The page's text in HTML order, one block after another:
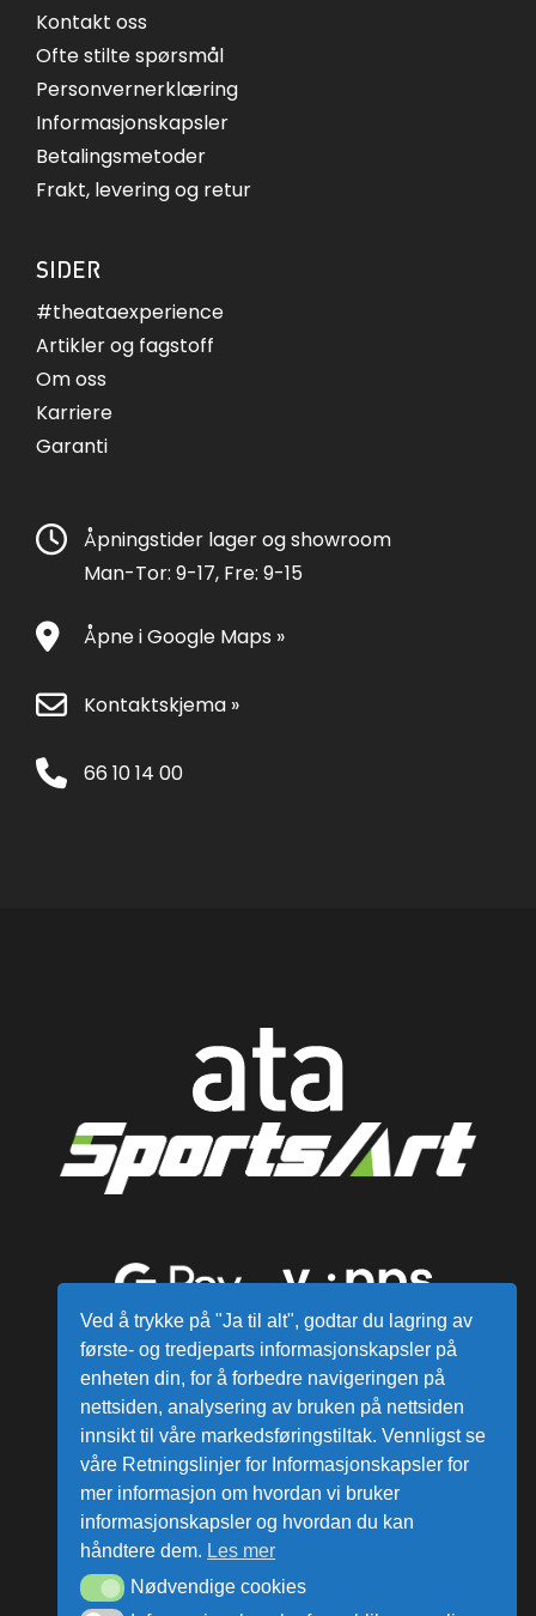
Kontakt oss
Ofte stilte spørsmål
Personvernerklæring
Informasjonskapsler
Betalingsmetoder
Frakt, levering og retur
SIDER
#theataexperience
Artikler og fagstoff
Om oss
Karriere
Garanti
Åpningstider lager og showroom
Man-Tor: 9-17, Fre: 9-15
Åpne i Google Maps »
Kontaktskjema »
66 10 14 00
Alle varer sendes fra vårt lager i
Norge
Ved å trykke på "Ja til alt", godtar du lagring av
første- og tredjeparts informasjonskapsler på
enheten din, for å forbedre navigeringen på
nettsiden, analysering av bruken på nettsiden
innsikt til våre markedsføringstiltak. Vennligst se
våre Retningslinjer for Informasjonskapsler for
mer informasjon om hvordan vi bruker
informasjonskapsler og hvordan du kan
håndtere dem. Les mer
Nødvendige cookies